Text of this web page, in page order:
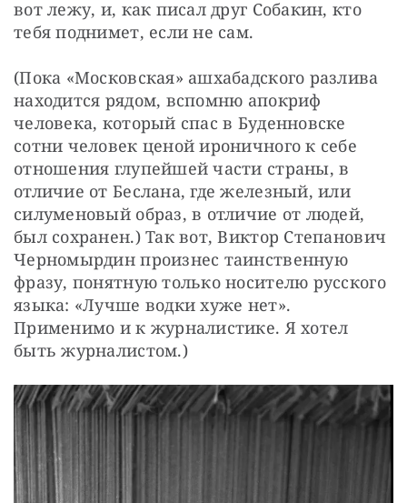
вот лежу, и, как писал друг Собакин, кто
тебя поднимет, если не сам.
(Пока «Московская» ашхабадского разлива
находится рядом, вспомню апокриф
человека, который спас в Буденновске
сотни человек ценой ироничного к себе
отношения глупейшей части страны, в
отличие от Беслана, где железный, или
силуменовый образ, в отличие от людей,
был сохранен.) Так вот, Виктор Степанович
Черномырдин произнес таинственную
фразу, понятную только носителю русского
языка: «Лучше водки хуже нет».
Применимо и к журналистике. Я хотел
быть журналистом.)